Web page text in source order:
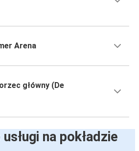
Arena
główny (De
na pokładzie